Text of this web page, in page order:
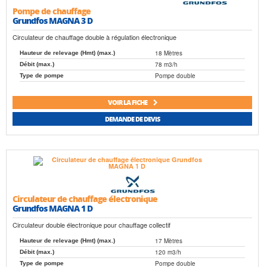
Pompe de chauffage
Grundfos MAGNA 3 D
Circulateur de chauffage double à régulation électronique
Hauteur de relevage (Hmt) (max.) 18 Mètres
Débit (max.) 78 m3/h
Type de pompe Pompe double
VOIR LA FICHE
DEMANDE DE DEVIS
Circulateur de chauffage électronique
Grundfos MAGNA 1 D
Circulateur double électronique pour chauffage collectif
Hauteur de relevage (Hmt) (max.) 17 Mètres
Débit (max.) 120 m3/h
Type de pompe Pompe double